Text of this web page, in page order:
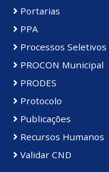
Portarias
PPA
Processos Seletivos
PROCON Municipal
PRODES
Protocolo
Publicações
Recursos Humanos
Validar CND